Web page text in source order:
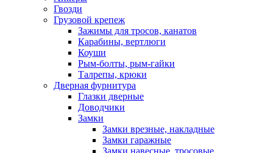
Гвозди
Грузовой крепеж
Зажимы для тросов, канатов
Карабины, вертлюги
Коуши
Рым-болты, рым-гайки
Талрепы, крюки
Дверная фурнитура
Глазки дверные
Доводчики
Замки
Замки врезные, накладные
Замки гаражные
Замки навесные, тросовые